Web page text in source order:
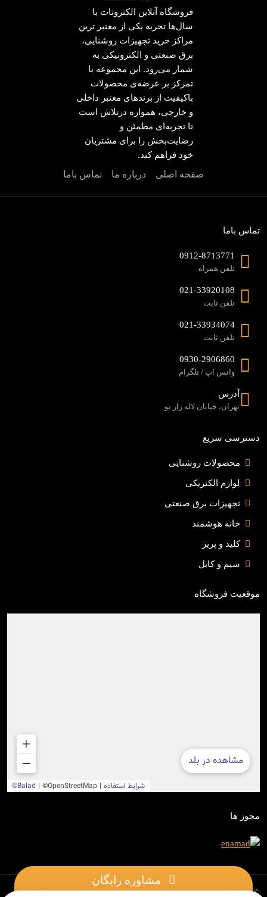
مشاوره رایگان
فروشگاه آنلاین الکتروتات با
سال‌ها تجربه یکی از معتبر ترین
مراکز خرید تجهیزات روشنایی،
برق صنعتی و الکترونیکی به
شمار می‌رود. این مجموعه با
تمرکز بر عرضه‌ی محصولات
باکیفیت از برندهای معتبر داخلی
و خارجی، همواره درتلاش است
تا تجربه‌ای مطمئن و
رضایت‌بخش را برای مشتریان
خود فراهم کند.
صفحه اصلی
درباره ما تماس باما
تماس باما
0912-8713771
تلفن همراه
021-33920108
تلفن ثابت
021-33934074
تلفن ثابت
0930-2906860
واتس اپ / تلگرام
آدرس
تهران، خیابان لاله زار نو
دسترسی سریع
محصولات روشنایی
لوازم الکتریکی
تجهیزات برق صنعتی
خانه هوشمند
کلید و پریز
سیم و کابل
موقعیت فروشگاه
مجوز ها
© 1402 - تمامی حقوق این وب سایت متعلق به الکتروتاتمی باشد.